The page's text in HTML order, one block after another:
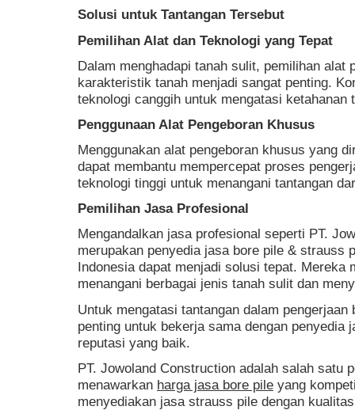
Solusi untuk Tantangan Tersebut
Pemilihan Alat dan Teknologi yang Tepat
Dalam menghadapi tanah sulit, pemilihan alat
karakteristik tanah menjadi sangat penting.
teknologi canggih untuk mengatasi ketahanan
Penggunaan Alat Pengeboran Khusus
Menggunakan alat pengeboran khusus yang
dapat membantu mempercepat proses
teknologi tinggi untuk menangani tantangan
Pemilihan Jasa Profesional
Mengandalkan jasa profesional seperti PT.
merupakan penyedia jasa bore pile & strauss
Indonesia dapat menjadi solusi tepat. Mereka
menangani berbagai jenis tanah sulit dan
Untuk mengatasi tantangan dalam
penting untuk bekerja sama dengan penyedia
reputasi yang baik.
PT. Jowoland Construction adalah salah satu
menawarkan harga jasa bore pile yang
menyediakan jasa strauss pile dengan